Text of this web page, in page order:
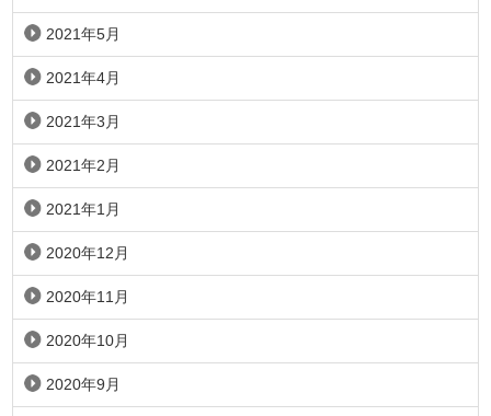
2021年5月
2021年4月
2021年3月
2021年2月
2021年1月
2020年12月
2020年11月
2020年10月
2020年9月